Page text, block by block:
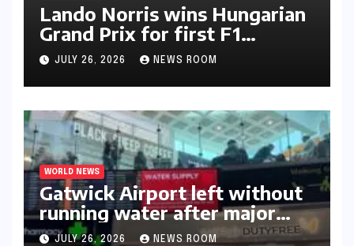
Lando Norris wins Hungarian
Grand Prix for first F1
triumph in 2026​​
JULY 26, 2026 NEWS ROOM
WORLD NEWS
Gatwick Airport left without
running water after major
outage​​
JULY 26, 2026 NEWS ROOM